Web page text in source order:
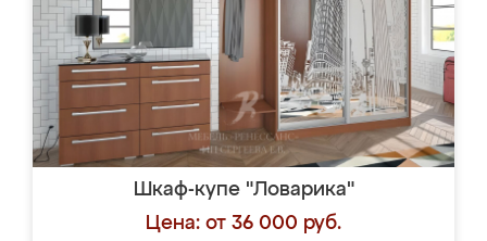
Шкаф-купе "Ловарика"
Цена: от 36 000 руб.